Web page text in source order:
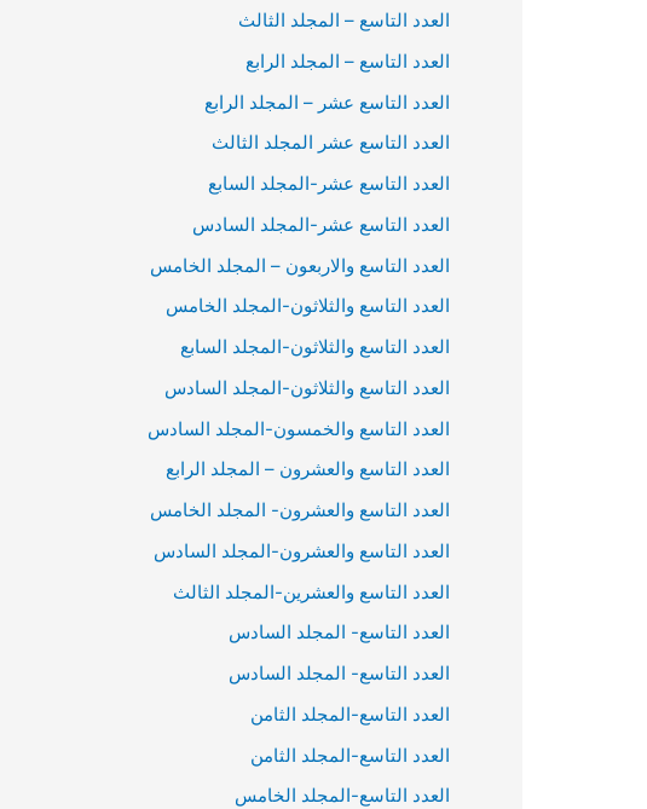
العدد التاسع – المجلد الثالث
العدد التاسع – المجلد الرابع
العدد التاسع عشر – المجلد الرابع
العدد التاسع عشر المجلد الثالث
العدد التاسع عشر-المجلد السابع
العدد التاسع عشر-المجلد السادس
العدد التاسع والاربعون – المجلد الخامس
العدد التاسع والثلاثون-المجلد الخامس
العدد التاسع والثلاثون-المجلد السابع
العدد التاسع والثلاثون-المجلد السادس
العدد التاسع والخمسون-المجلد السادس
العدد التاسع والعشرون – المجلد الرابع
العدد التاسع والعشرون- المجلد الخامس
العدد التاسع والعشرون-المجلد السادس
العدد التاسع والعشرين-المجلد الثالث
العدد التاسع- المجلد السادس
العدد التاسع- المجلد السادس
العدد التاسع-المجلد الثامن
العدد التاسع-المجلد الثامن
العدد التاسع-المجلد الخامس